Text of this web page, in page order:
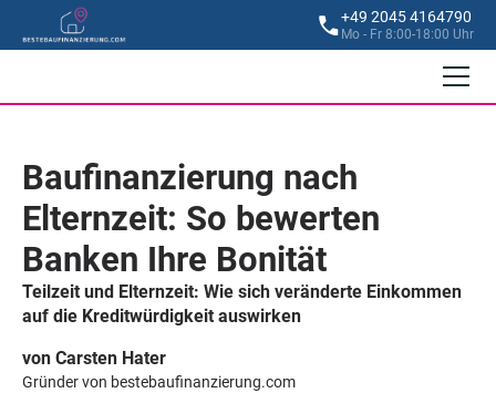
+49 2045 4164790
Mo - Fr 8:00-18:00 Uhr
Baufinanzierung nach
Elternzeit: So bewerten
Banken Ihre Bonität
Teilzeit und Elternzeit: Wie sich veränderte Einkommen
auf die Kreditwürdigkeit auswirken
von Carsten Hater
Gründer von bestebaufinanzierung.com